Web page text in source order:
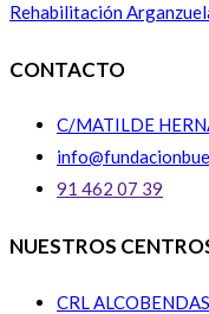
Rehabilitación
CONTACTO
C/MATILDE
91 462 07 39
NUESTROS
CRL ALCOBENDAS